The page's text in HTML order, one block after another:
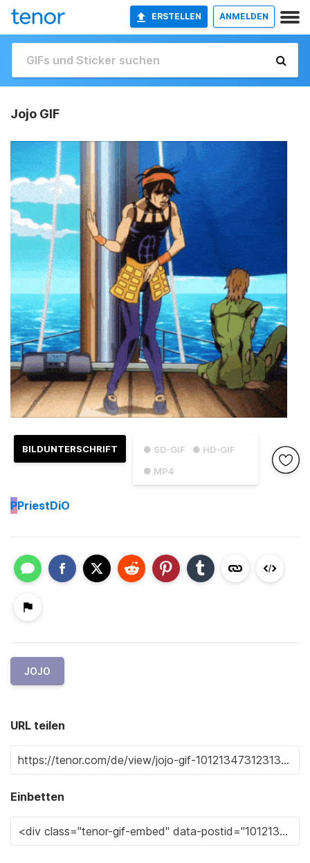
ERSTELLEN ANMELDEN
Jojo GIF
● SD-GIF
● HD-GIF
● MP4
BILDUNTERSCHRIFT
PPriestDiO
JOJO
URL teilen
Einbetten